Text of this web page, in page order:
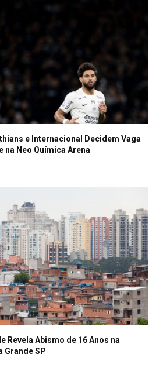
e Internacional Decidem Vaga
na Neo Química Arena
Revela Abismo de 16 Anos na
Grande SP